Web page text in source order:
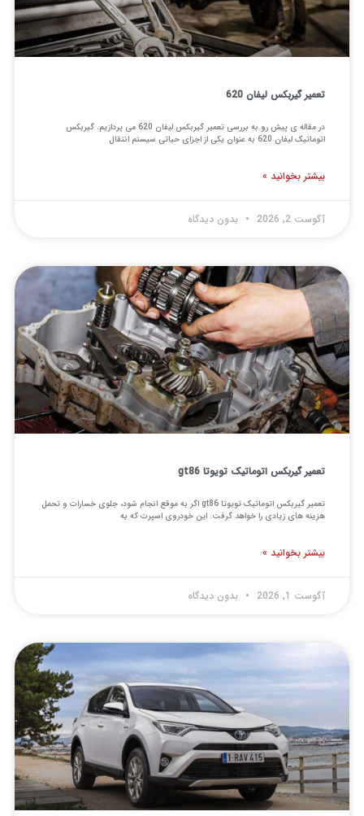
تعمیر گیربکس لیفان 620
در مقاله ی پیش رو به بررسی تعمیر گیربکس لیفان 620 می پردازیم. گیربکس
اتوماتیک لیفان 620 به عنوان یکی از اجزای حیاتی سیستم انتقال
بیشتر بخوانید »
بدون دیدگاه
تعمیر گیربکس اتوماتیک تویوتا gt86
تعمیر گیربکس اتوماتیک تویوتا gt86 اگر به موقع انجام شود، جلوی خسارات و تحمل
هزینه های زیادی را خواهد گرفت. این خودروی اسپرت که به
بیشتر بخوانید »
بدون دیدگاه